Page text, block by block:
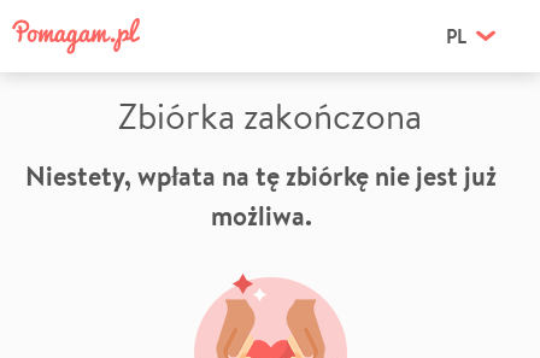
PL
Zbiórka zakończona
Niestety, wpłata na tę zbiórkę nie jest już
możliwa.